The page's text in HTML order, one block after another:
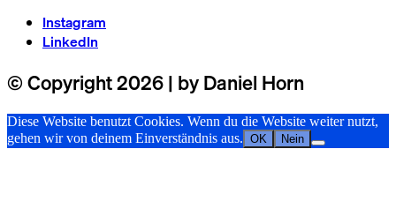
Instagram
LinkedIn
© Copyright 2026 | by Daniel Horn
Diese Website benutzt Cookies. Wenn du die Website weiter nutzt,
gehen wir von deinem Einverständnis aus. OK Nein